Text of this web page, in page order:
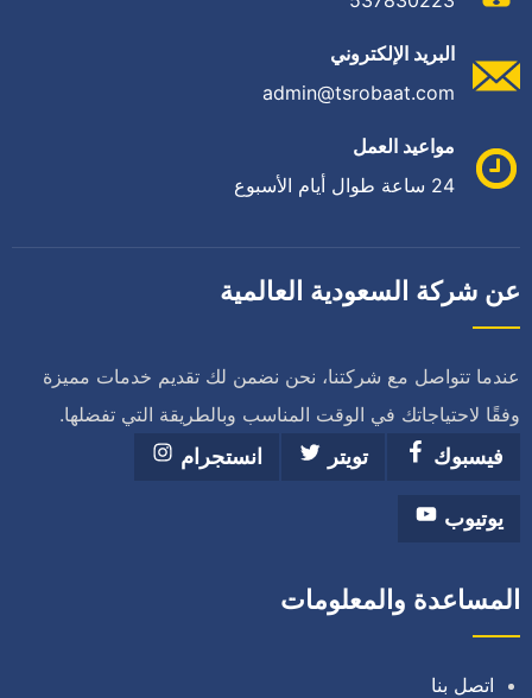
البريد الإلكتروني
admin@tsrobaat.com
مواعيد العمل
24 ساعة طوال أيام الأسبوع
عن شركة السعودية العالمية
عندما تتواصل مع شركتنا، نحن نضمن لك تقديم خدمات مميزة
وفقًا لاحتياجاتك في الوقت المناسب وبالطريقة التي تفضلها.
فيسبوك
تويتر انستجرام
يوتيوب
المساعدة والمعلومات
اتصل بنا